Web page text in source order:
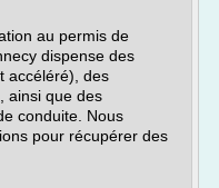
au permis de
dispense des
accéléré), des
ainsi que des
conduite. Nous
pour récupérer des